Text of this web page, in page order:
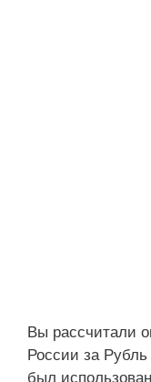
Вы рассчитали
России за
был